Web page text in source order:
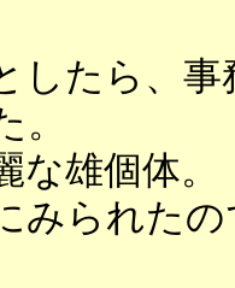
したら、
な雄個体。
みられた